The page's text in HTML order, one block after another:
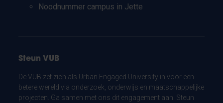
Noodnummer campus in Jette
Steun VUB
De VUB zet zich als Urban Engaged University in voor een
betere wereld via onderzoek, onderwijs en maatschappelijke
projecten. Ga samen met ons dit engagement aan. Steun